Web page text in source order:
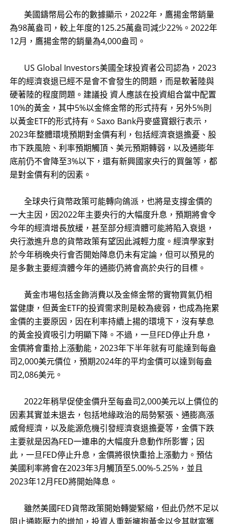
美國鑄幣局公布的數據顯示，2022年，鷹揚金幣銷量
為98萬盎司，較上年度的125.25萬盎司減少22%。2022年
12月，鷹揚金幣的銷量為4,000盎司。
US Global Investors美國全球投資者公司認為，2023
年的經濟衰退已經不是會不會發生的問題，而是軟著陸與
硬著陸的程度問題。建議投 資人應該在投資組合當中配置
10%的黃金，其中5%以金條金幣的形式持有，另外5%則
以黃金ETF的形式持有。Saxo Bank丹麥盛寶銀行表示，
2023年整體環境預期對金價有利，包括經濟衰退擔憂、股
市下跌風險、利率預期觸頂、美元預期轉弱，以及通膨年
底前仍不會降至3%以下，還有新興國家央行的買盤等，都
是對金價有利的因素。
全球央行貨幣政策可能轉向鴿派，也將是支撐金價的
一大主因，因2022年主要央行的大幅度升息，預期將會令
今年的經濟增長放緩，甚至部分經濟體可能將陷入衰退，
央行激進升息的貨幣政策有望因此減輕力度。經濟學家對
於今年稍晚央行會否開始降息仍未有定論，但可以預見的
是多數主要經濟體今年的通膨仍將會高於央行的目標。
黃金市場包括金飾消費以及金條金幣的實物買氣仍相
當健康，但黃金ETF的投資需求則是較為疲弱，也成為拖累
金價的主要原因，因在利率持續上揚的環境下，沒有孳息
的黃金投資吸引力明顯下降。不過，一旦FED停止升息，
金價將會重拾上漲動能，2023年下半年就有可能達到每盎
司2,000美元價位，預期2024年的平均金價可以達到每盎
司2,086美元。
2022年稍早促使金價升至每盎司2,000美元以上價位的
因素其實並未退去，包括地緣政治的局勢緊張、通膨高漲
威脅經濟，以及能源危機引發經濟衰退擔憂等，金價下跌
主要就是因為FED一連串的大幅度升息動作所影響；因
此，一旦FED停止升息，金價將很快重拾上漲動力。預估
美國利率將會在2023年3月觸頂至5.00%-5.25%，並且
2023年12月FED將開始降息。
雖然美國FED貨幣政策開始轉變緊縮，但此仍然不足以
阻止通膨壓力的增加，投資人重新擁抱黃金以令其財富獲